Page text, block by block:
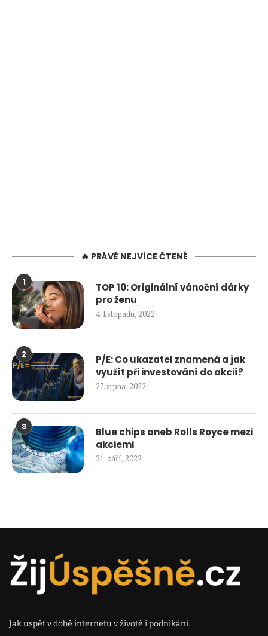
🔥 PRÁVĚ NEJVÍCE ČTENÉ
1
TOP 10: Originální vánoční dárky
pro ženu
4. listopadu, 2022
2
P/E: Co ukazatel znamená a jak
využít při investování do akcií?
27. srpna, 2022
3
Blue chips aneb Rolls Royce mezi
akciemi
21. září, 2022
Jak uspět v době internetu v životě i podnikání.